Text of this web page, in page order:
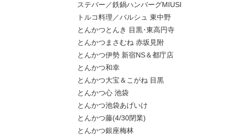
ステバー／鉄鍋ハンバーグMIUSI
トルコ料理／バルシュ 東中野
とんかつとんき 目黒･東高円寺
とんかつまさむね 赤坂見附
とんかつ伊勢 新宿NS＆都庁店
とんかつ和幸
とんかつ大宝＆こがね 目黒
とんかつ心 池袋
とんかつ池袋あげいけ
とんかつ藤(4/30閉業)
とんかつ銀座梅林